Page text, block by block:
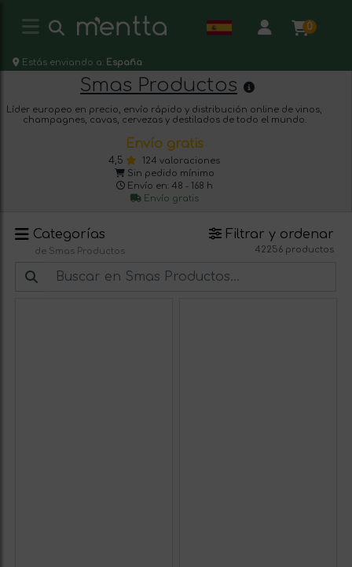
0
Estás enviando a: España
Smas Productos
Líder europeo en precio, envío rápido y distribución online de vinos,
champagnes, cavas, cervezas y destilados de todo el mundo.
Envío gratis
4,5
124 valoraciones
Sin pedido mínimo
Envío en: 48 - 168 h
Envío gratis
Categorías
de Smas Productos
Filtrar y ordenar
42256 productos